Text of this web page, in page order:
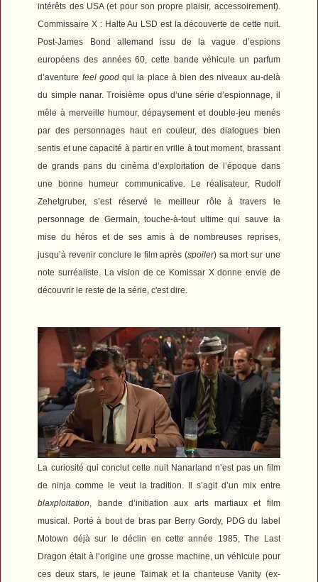
intérêts des USA (et pour son propre plaisir, accessoirement).
Commissaire X : Halte Au LSD est la découverte de cette nuit.
Post-James Bond allemand issu de la vague d’espions
européens des années 60, cette bande véhicule un parfum
d’aventure feel goodqui la place à bien des niveaux au-delà
du simple nanar. Troisième opus d’une série d’espionnage, il
mêle à merveille humour, dépaysement et double-jeu menés
par des personnages haut en couleur, des dialogues bien
sentis et une capacité à partir en vrille à tout moment, brassant
de grands pans du cinéma d’exploitation de l’époque dans
une bonne humeur communicative. Le réalisateur, Rudolf
Zehetgruber, s’est réservé le meilleur rôle à travers le
personnage de Germain, touche-à-tout ultime qui sauve la
mise du héros et de ses amis à de nombreuses reprises,
jusqu’à revenir conclure le film après (spoiler) sa mort sur une
note surréaliste. La vision de ce Komissar Xdonne envie de
découvrir le reste de la série, c'est dire.
La curiosité qui conclut cette nuit Nanarland n’est pas un film
de ninja comme le veut la tradition. Il s’agit d’un mix entre
blaxploitation, bande d’initiation aux arts martiaux et film
musical. Porté à bout de bras par Berry Gordy, PDG du label
Motown déjà sur le déclin en cette année 1985,The Last
Dragon était à l’origine une grosse machine, un véhicule pour
ces deux stars, le jeune Taimak et la chanteuse Vanity (ex-